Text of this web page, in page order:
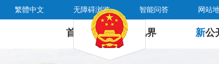
繁體中文 无障碍浏览 智能问答 网站
首 页 新 视界 新公